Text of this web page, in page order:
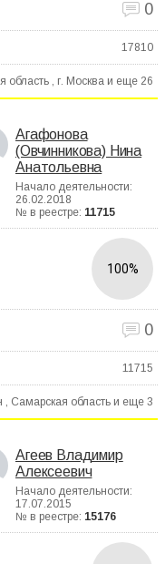
0
17810
область , г. Москва и еще 26
Агафонова
(Овчинникова) Нина
Анатольевна
Начало деятельности:
26.02.2018
№ в реестре: 11715
100%
0
11715
, Самарская область и еще 3
Агеев Владимир
Алексеевич
Начало деятельности:
17.07.2015
№ в реестре: 15176